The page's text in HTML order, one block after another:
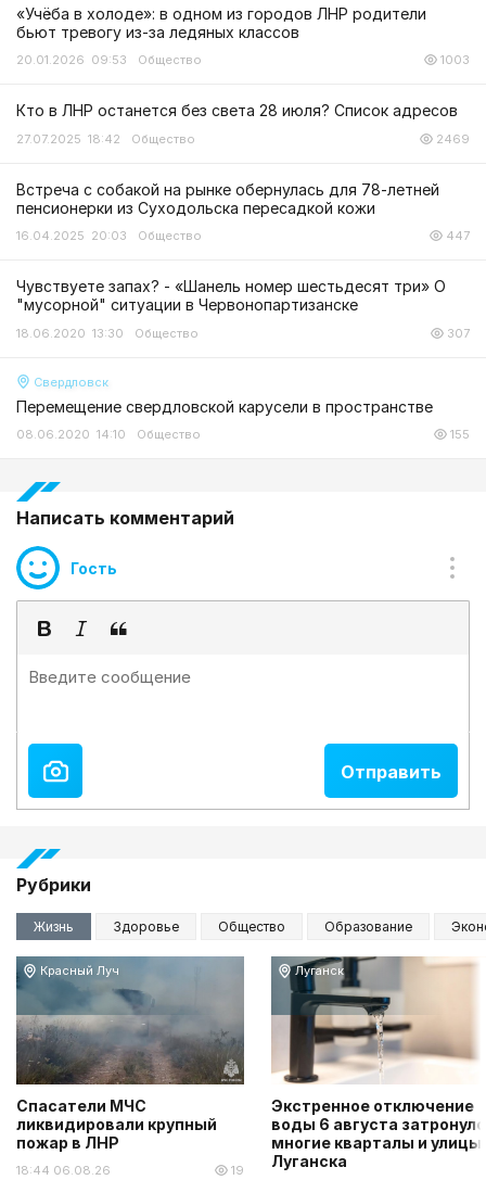
«Учёба в холоде»: в одном из городов ЛНР родители
бьют тревогу из-за ледяных классов
20.01.2026 09:53 Общество 1003
Кто в ЛНР останется без света 28 июля? Список адресов
27.07.2025 18:42 Общество 2469
Встреча с собакой на рынке обернулась для 78-летней
пенсионерки из Суходольска пересадкой кожи
16.04.2025 20:03 Общество 447
Чувствуете запах? - «Шанель номер шестьдесят три» О
"мусорной" ситуации в Червонопартизанске
18.06.2020 13:30 Общество 307
Свердловск
Перемещение свердловской карусели в пространстве
08.06.2020 14:10 Общество 155
Написать комментарий
Гость
Рубрики
Жизнь Здоровье Общество Образование
Красный Луч
Спасатели МЧС
ликвидировали крупный
пожар в ЛНР
18:44 06.08.26 19
Луганск
Экстренное отключение
воды 6 августа затронуло
многие кварталы и улицы
Луганска